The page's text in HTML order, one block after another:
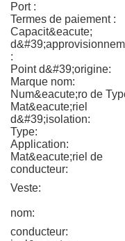
Port :
Termes de paiement :
Capacit&eacute;
:
Point d&#39;origine:
Marque nom:
Num&eacute;ro de
Mat&eacute;riel
d&#39;isolation:
Type:
Application:
Mat&eacute;riel de
conducteur:
Veste:
nom:
conducteur: